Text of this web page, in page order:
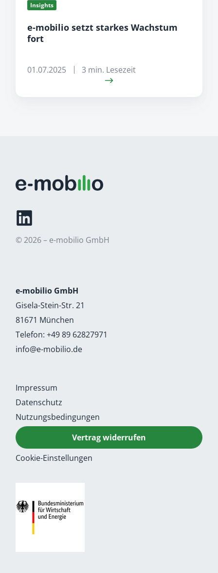
Insights
e-mobilio setzt starkes Wachstum
fort
01.07.2025 3 min. Lesezeit
© 2026 – e-mobilio GmbH
e-mobilio GmbH
Gisela-Stein-Str. 21
81671 München
Telefon: +49 89 62827971
info@e-mobilio.de
Impressum
Datenschutz
Nutzungsbedingungen
Vertrag widerrufen
Cookie-Einstellungen